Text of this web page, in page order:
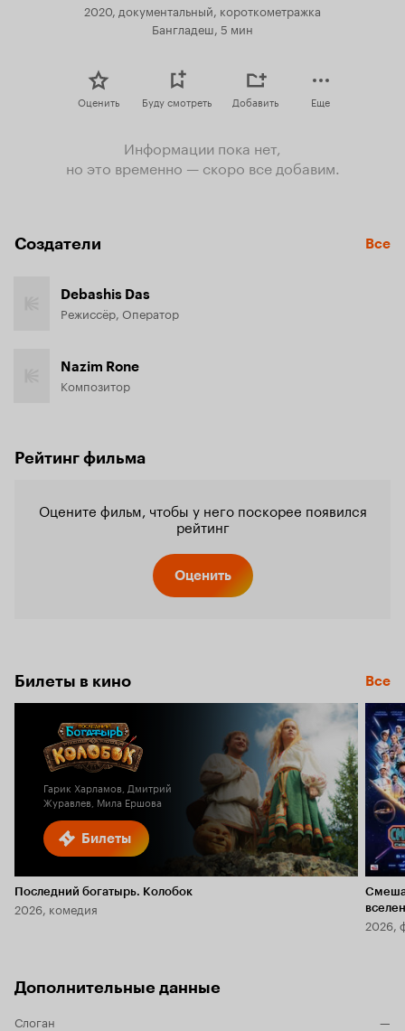
2020, документальный, короткометражка
Бангладеш, 5 мин
Оценить Буду смотреть Добавить Еще
Информации пока нет,
но это временно — скоро все добавим.
Создатели Все
Debashis Das
Режиссёр, Оператор
Nazim Rone
Композитор
Рейтинг фильма
Оцените фильм, чтобы у него поскорее появился
рейтинг
Оценить
Билеты в кино Все
Билеты
Гарик Харламов, Дмитрий
Журавлев, Мила Ершова
Последний богатырь. Колобок
2026, комедия
2026,
Дополнительные данные
Слоган —